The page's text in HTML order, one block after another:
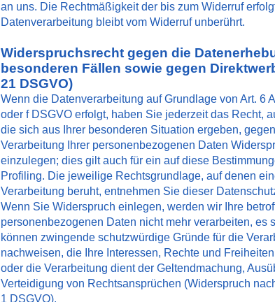
an uns. Die Rechtmäßigkeit der bis zum Widerruf
Datenverarbeitung bleibt vom Widerruf unberührt.
Widerspruchsrecht gegen die
besonderen Fällen sowie gegen
21 DSGVO)
Wenn die Datenverarbeitung auf Grundlage von Art. 6
oder f DSGVO erfolgt, haben Sie jederzeit das Recht,
die sich aus Ihrer besonderen Situation ergeben,
Verarbeitung Ihrer personenbezogenen Daten
einzulegen; dies gilt auch für ein auf diese
Profiling. Die jeweilige Rechtsgrundlage, auf denen
Verarbeitung beruht, entnehmen Sie dieser
Wenn Sie Widerspruch einlegen, werden wir Ihre
personenbezogenen Daten nicht mehr verarbeiten, es
können zwingende schutzwürdige Gründe für die
nachweisen, die Ihre Interessen, Rechte und
oder die Verarbeitung dient der Geltendmachung,
Verteidigung von Rechtsansprüchen (Widerspruch
1 DSGVO).